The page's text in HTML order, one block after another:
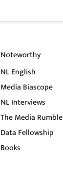
Noteworthy
NL English
Media Biascope
NL Interviews
The Media Rumble
Data Fellowship
Books